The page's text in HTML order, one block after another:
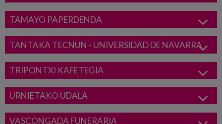
TAMAYO PAPERDENDA
TANTAKA TECNUN - UNIVERSIDAD DE NAVARRA
TRIPONTXI KAFETEGIA
URNIETAKO UDALA
VASCONGADA FUNERARIA